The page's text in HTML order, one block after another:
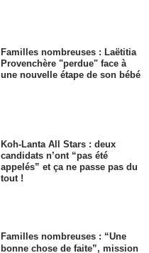
Familles nombreuses : Laëtitia
Provenchère "perdue" face à
une nouvelle étape de son bébé
Koh-Lanta All Stars : deux
candidats n’ont “pas été
appelés” et ça ne passe pas du
tout !
Familles nombreuses : “Une
bonne chose de faite”, mission